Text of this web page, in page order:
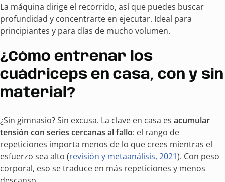
La máquina dirige el recorrido, así que puedes buscar
profundidad y concentrarte en ejecutar. Ideal para
principiantes y para días de mucho volumen.
¿Cómo entrenar los
cuádriceps en casa, con y sin
material?
¿Sin gimnasio? Sin excusa. La clave en casa es acumular
tensión con series cercanas al fallo: el rango de
repeticiones importa menos de lo que crees mientras el
esfuerzo sea alto (revisión y metaanálisis, 2021). Con peso
corporal, eso se traduce en más repeticiones y menos